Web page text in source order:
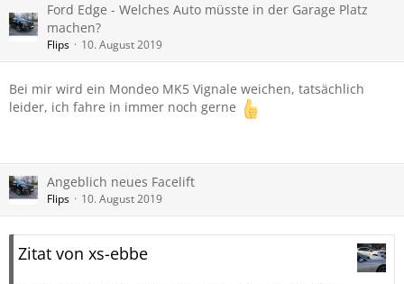
Ford Edge - Welches Auto müsste in der Garage Platz
machen?
Flips 10. August 2019
Bei mir wird ein Mondeo MK5 Vignale weichen, tatsächlich
leider, ich fahre in immer noch gerne
Angeblich neues Facelift
Flips 10. August 2019
Zitat von xs-ebbe